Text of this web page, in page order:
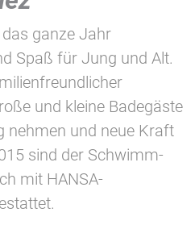
ganze Jahr
Spaß für Jung und Alt.
und kleine Badegäste
nehmen und neue Kraft
sind der Schwimm-
mit HANSA-
Informationen anonym.
uns zu verstehen, wie
Website nutzen.
und Google